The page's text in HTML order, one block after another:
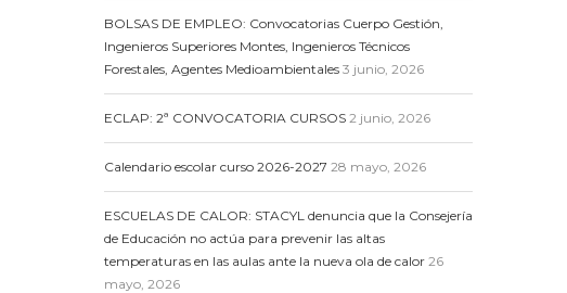
BOLSAS DE EMPLEO: Convocatorias Cuerpo Gestión,
Ingenieros Superiores Montes, Ingenieros Técnicos
Forestales, Agentes Medioambientales 3 junio, 2026
ECLAP: 2ª CONVOCATORIA CURSOS 2 junio, 2026
Calendario escolar curso 2026-2027 28 mayo, 2026
ESCUELAS DE CALOR: STACYL denuncia que la Consejería
de Educación no actúa para prevenir las altas
temperaturas en las aulas ante la nueva ola de calor 26
mayo, 2026